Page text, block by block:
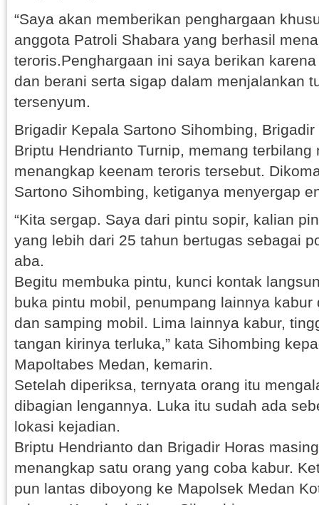
“Saya akan memberikan penghargaan
anggota Patroli Shabara yang berhasil
teroris.Penghargaan ini saya berikan
dan berani serta sigap dalam menjalankan
tersenyum.
Brigadir Kepala Sartono Sihombing,
Briptu Hendrianto Turnip, memang terbilang
menangkap keenam teroris tersebut.
Sartono Sihombing, ketiganya menyergap
“Kita sergap. Saya dari pintu sopir, kalian
yang lebih dari 25 tahun bertugas sebagai
aba.
Begitu membuka pintu, kunci kontak
buka pintu mobil, penumpang lainnya kabur
dan samping mobil. Lima lainnya kabur,
tangan kirinya terluka,” kata Sihombing
Mapoltabes Medan, kemarin.
Setelah diperiksa, ternyata orang itu
dibagian lengannya. Luka itu sudah ada
lokasi kejadian.
Briptu Hendrianto dan Brigadir Horas
menangkap satu orang yang coba kabur.
pun lantas diboyong ke Mapolsek Medan